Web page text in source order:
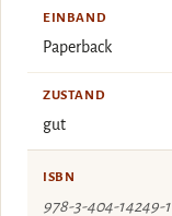
EINBAND
Paperback
ZUSTAND
gut
ISBN
978-3-404-14249-1